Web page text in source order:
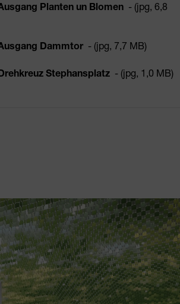
Planten un Blomen - (jpg, 6,8
Dammtor - (jpg, 7,7 MB)
Stephansplatz - (jpg, 1,0 MB)